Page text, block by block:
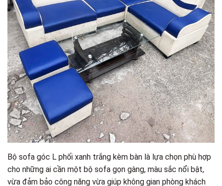
Bộ sofa góc L phối xanh trắng kèm bàn là lựa chọn phù hợp
cho những ai cần một bộ sofa gọn gàng, màu sắc nổi bật,
vừa đảm bảo công năng vừa giúp không gian phòng khách